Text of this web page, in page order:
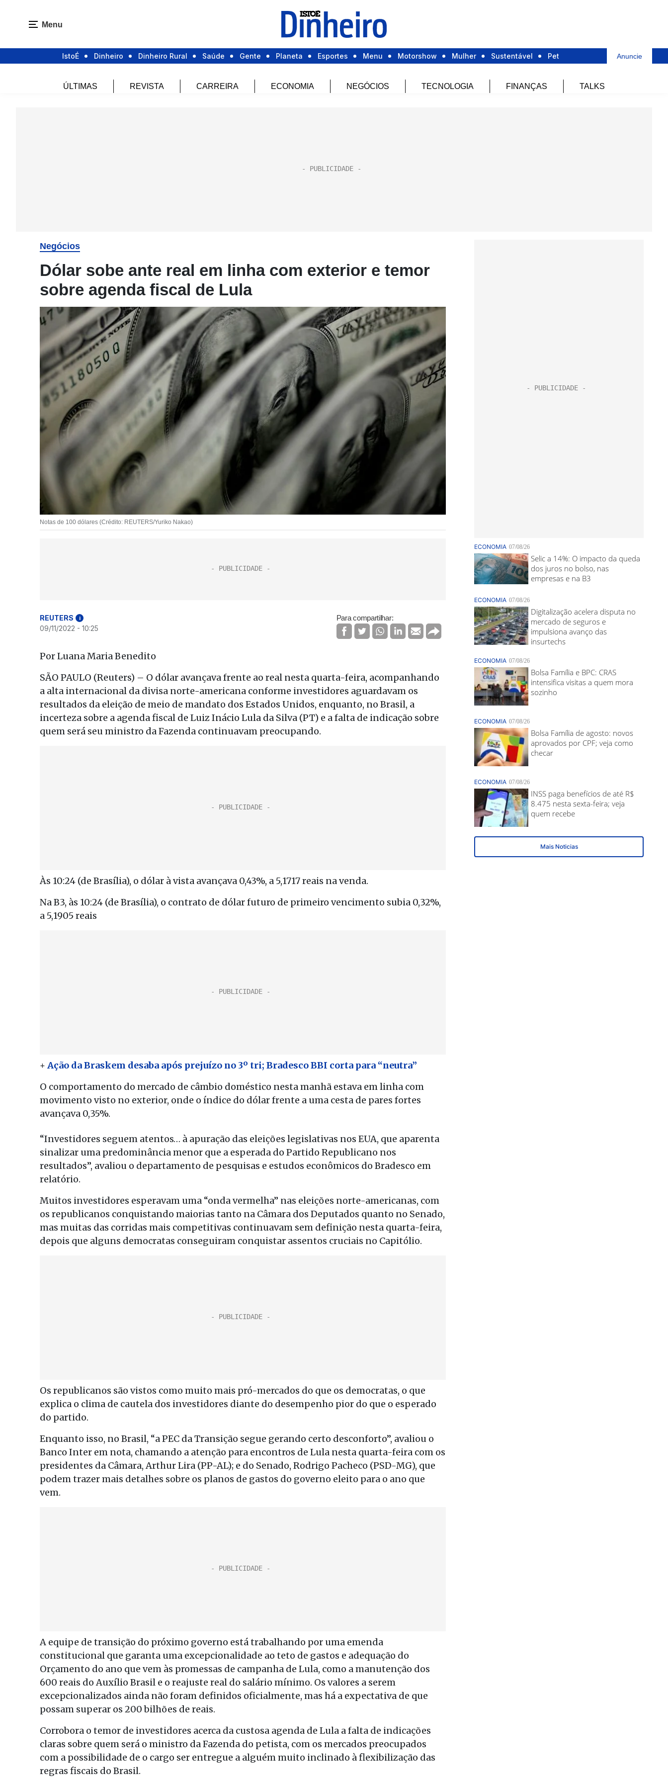
Menu
IstoÉ Dinheiro Dinheiro Rural Saúde Gente Planeta Esportes Menu Motorshow Mulher Sustentável Pet Anuncie
ÚLTIMAS REVISTA CARREIRA ECONOMIA NEGÓCIOS TECNOLOGIA FINANÇAS TALKS
Negócios
Dólar sobe ante real em linha com exterior e temor
sobre agenda fiscal de Lula
Notas de 100 dólares (Crédito: REUTERS/Yuriko Nakao)
REUTERS i
09/11/2022 - 10:25
Para compartilhar:
Por Luana Maria Benedito
SÃO PAULO (Reuters) – O dólar avançava frente ao real nesta quarta-feira, acompanhando
a alta internacional da divisa norte-americana conforme investidores aguardavam os
resultados da eleição de meio de mandato dos Estados Unidos, enquanto, no Brasil, a
incerteza sobre a agenda fiscal de Luiz Inácio Lula da Silva (PT) e a falta de indicação sobre
quem será seu ministro da Fazenda continuavam preocupando.
Às 10:24 (de Brasília), o dólar à vista avançava 0,43%, a 5,1717 reais na venda.
Na B3, às 10:24 (de Brasília), o contrato de dólar futuro de primeiro vencimento subia 0,32%,
a 5,1905 reais
+ Ação da Braskem desaba após prejuízo no 3º tri; Bradesco BBI corta para “neutra”
O comportamento do mercado de câmbio doméstico nesta manhã estava em linha com
movimento visto no exterior, onde o índice do dólar frente a uma cesta de pares fortes
avançava 0,35%.
“Investidores seguem atentos… à apuração das eleições legislativas nos EUA, que aparenta
sinalizar uma predominância menor que a esperada do Partido Republicano nos
resultados”, avaliou o departamento de pesquisas e estudos econômicos do Bradesco em
relatório.
Muitos investidores esperavam uma “onda vermelha” nas eleições norte-americanas, com
os republicanos conquistando maiorias tanto na Câmara dos Deputados quanto no Senado,
mas muitas das corridas mais competitivas continuavam sem definição nesta quarta-feira,
depois que alguns democratas conseguiram conquistar assentos cruciais no Capitólio.
Os republicanos são vistos como muito mais pró-mercados do que os democratas, o que
explica o clima de cautela dos investidores diante do desempenho pior do que o esperado
do partido.
Enquanto isso, no Brasil, “a PEC da Transição segue gerando certo desconforto”, avaliou o
Banco Inter em nota, chamando a atenção para encontros de Lula nesta quarta-feira com os
presidentes da Câmara, Arthur Lira (PP-AL); e do Senado, Rodrigo Pacheco (PSD-MG), que
podem trazer mais detalhes sobre os planos de gastos do governo eleito para o ano que
vem.
A equipe de transição do próximo governo está trabalhando por uma emenda
constitucional que garanta uma excepcionalidade ao teto de gastos e adequação do
Orçamento do ano que vem às promessas de campanha de Lula, como a manutenção dos
600 reais do Auxílio Brasil e o reajuste real do salário mínimo. Os valores a serem
excepcionalizados ainda não foram definidos oficialmente, mas há a expectativa de que
possam superar os 200 bilhões de reais.
Corrobora o temor de investidores acerca da custosa agenda de Lula a falta de indicações
claras sobre quem será o ministro da Fazenda do petista, com os mercados preocupados
com a possibilidade de o cargo ser entregue a alguém muito inclinado à flexibilização das
regras fiscais do Brasil.